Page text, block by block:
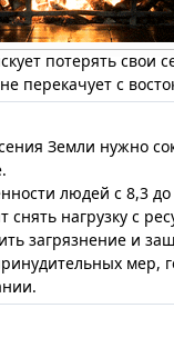
Необычный торнадо
одному пригороду
31.07.2026 в 08:20
Лесные пожары
безопасности» в
распространилось на
Великобританию
30.07.2026 в 13:57
Бразилию накрыли
ураганы: пять
тысячи людей не